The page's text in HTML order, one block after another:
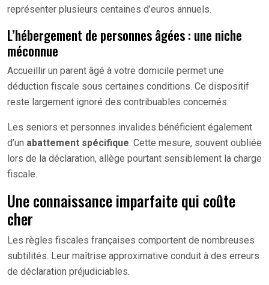
représenter plusieurs centaines d’euros annuels.
L’hébergement de personnes âgées : une niche
méconnue
Accueillir un parent âgé à votre domicile permet une
déduction fiscale sous certaines conditions. Ce dispositif
reste largement ignoré des contribuables concernés.
Les seniors et personnes invalides bénéficient également
d’un abattement spécifique. Cette mesure, souvent oubliée
lors de la déclaration, allège pourtant sensiblement la charge
fiscale.
Une connaissance imparfaite qui coûte
cher
Les règles fiscales françaises comportent de nombreuses
subtilités. Leur maîtrise approximative conduit à des erreurs
de déclaration préjudiciables.